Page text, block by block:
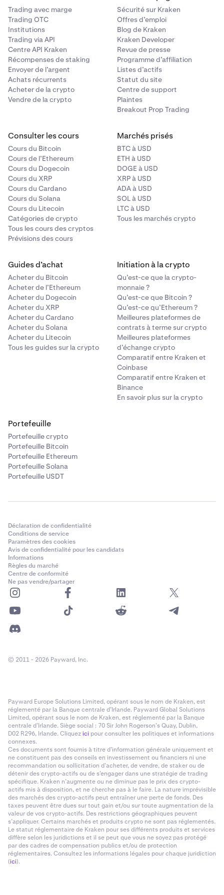
Trading avec marge
Trading OTC
Institutions
Trading via API
Centre API Kraken
Récompenses de staking
Envoyer de l’argent
Achats récurrents
Acheter de la crypto
Vendre de la crypto
Sécurité sur Kraken
Offres d’emploi
Blog de Kraken
Kraken Developer
Revue de presse
Programme d’affiliation
Listes d’actifs
Statut du site
Centre de support
Plaintes
Breakout Prop Trading
Consulter les cours
Cours du Bitcoin
Cours de l’Ethereum
Cours du Dogecoin
Cours du XRP
Cours du Cardano
Cours du Solana
Cours du Litecoin
Catégories de crypto
Tous les cours des cryptos
Prévisions des cours
Marchés prisés
BTC à USD
ETH à USD
DOGE à USD
XRP à USD
ADA à USD
SOL à USD
LTC à USD
Tous les marchés crypto
Guides d’achat
Acheter du Bitcoin
Acheter de l’Ethereum
Acheter du Dogecoin
Acheter du XRP
Acheter du Cardano
Acheter du Solana
Acheter du Litecoin
Tous les guides sur la crypto
Initiation à la crypto
Qu’est-ce que la crypto-
monnaie ?
Qu’est-ce que Bitcoin ?
Qu’est-ce qu’Ethereum ?
Meilleures plateformes de
contrats à terme sur crypto
Meilleures plateformes
d’échange crypto
Comparatif entre Kraken et
Coinbase
Comparatif entre Kraken et
Binance
En savoir plus sur la crypto
Portefeuille
Portefeuille crypto
Portefeuille Bitcoin
Portefeuille Ethereum
Portefeuille Solana
Portefeuille USDT
Déclaration de confidentialité
Conditions de service
Paramètres des cookies
Avis de confidentialité pour les candidats
Informations
Règles du marché
Centre de conformité
Ne pas vendre/partager
© 2011 - 2026 Payward, Inc.
Payward Europe Solutions Limited, opérant sous le nom de Kraken, est
réglementé par la Banque centrale d’Irlande. Payward Global Solutions
Limited, opérant sous le nom de Kraken, est réglementé par la Banque
centrale d’Irlande. Siège social : 70 Sir John Rogerson’s Quay, Dublin,
D02 R296, Irlande. Cliquezici pour consulter les politiques et informations
connexes.
Ces documents sont fournis à titre d’information générale uniquement et
ne constituent pas des conseils en investissement ou financiers ni une
recommandation ou sollicitation d’acheter, de vendre, de staker ou de
détenir des crypto-actifs ou de s’engager dans une stratégie de trading
spécifique. Kraken n’augmente ou ne diminue pas le prix des crypto-
actifs mis à disposition, et ne cherche pas à le faire. La nature imprévisible
des marchés des crypto-actifs peut entraîner une perte de fonds. Des
taxes peuvent être dues sur tout gain et/ou sur toute augmentation de la
valeur de vos crypto-actifs. Des restrictions géographiques peuvent
s’appliquer. Certains marchés et produits crypto ne sont pas réglementés.
Le statut réglementaire de Kraken pour ses différents produits et services
diffère selon les juridictions et il se peut que vous ne soyez pas protégé
par des cadres de compensation publics et/ou de protection
réglementaires. Consultez les informations légales pour chaque juridiction
(ici).